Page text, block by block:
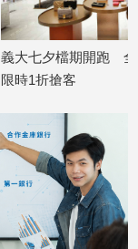
義大七夕檔期開跑 全
限時1折搶客